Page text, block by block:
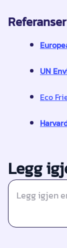
Referanser
UN
Eco
Legg